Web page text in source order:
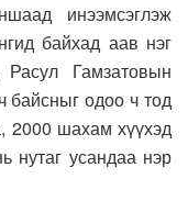
инээмсэглэж
байхад аав нэг
Гамзатовын
байсныг одоо ч тод
2000 шахам хүүхэд
нутаг усандаа нэр